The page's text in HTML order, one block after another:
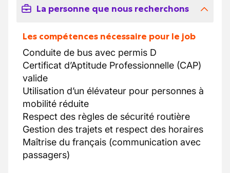
La personne que nous recherchons
Les compétences nécessaire pour le job
Conduite de bus avec permis D
Certificat d’Aptitude Professionnelle (CAP)
valide
Utilisation d’un élévateur pour personnes à
mobilité réduite
Respect des règles de sécurité routière
Gestion des trajets et respect des horaires
Maîtrise du français (communication avec
passagers)